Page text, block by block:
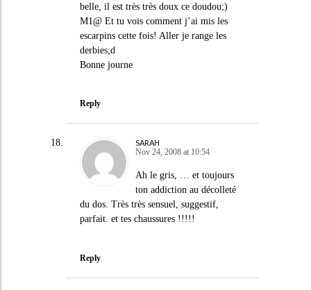
belle, il est très très doux ce doudou;)
M1@ Et tu vois comment j’ai mis les
escarpins cette fois! Aller je range les
derbies;d
Bonne journe
Reply
SARAH
Nov 24, 2008 at 10:54
Ah le gris, … et toujours
ton addiction au décolleté
du dos. Très très sensuel, suggestif,
parfait. et tes chaussures !!!!!
Reply